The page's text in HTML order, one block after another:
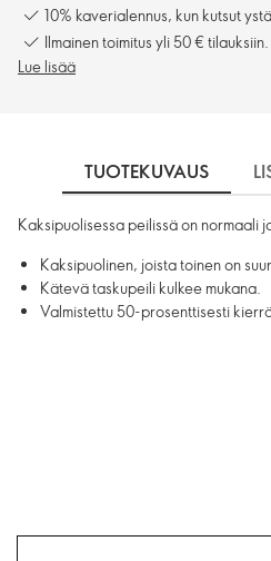
10% kaverialennus, kun kutsut
Ilmainen toimitus yli 50 € tilauksiin.
Lue lisää
TUOTEKUVAUS
Kaksipuolisessa peilissä on normaali
Kaksipuolinen, joista toinen on
Kätevä taskupeili kulkee mukana.
Valmistettu 50-prosenttisesti